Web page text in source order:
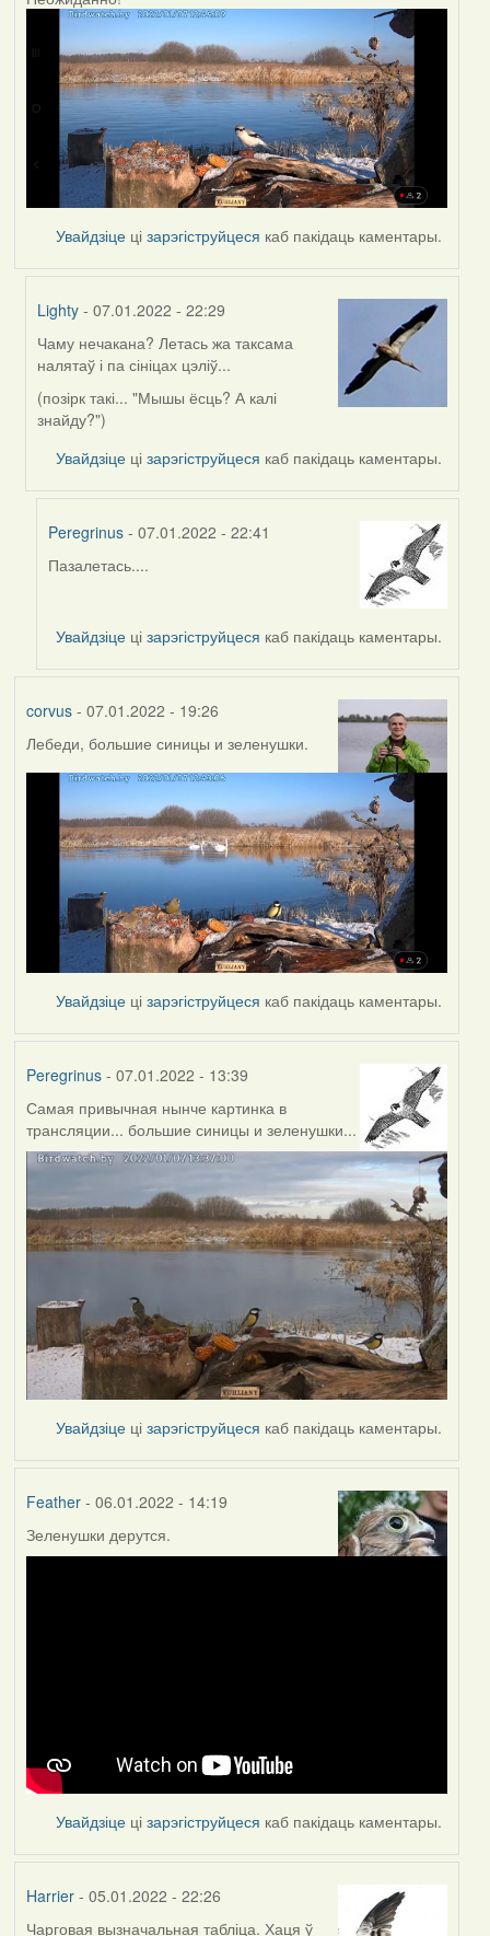
Увайдзіце цізарэгіструйцеся каб пакідаць каментары.
Lighty - 07.01.2022 - 22:29
In
reply
to
by
Чаму нечакана? Летась жа таксама
налятаў і па сініцах цэліў...
(позірк такі... "Мышы ёсць? А калі
знайду?")
Увайдзіце цізарэгіструйцеся каб пакідаць каментары.
Peregrinus - 07.01.2022 - 22:41
In
by
Lighty
Пазалетась....
Увайдзіце цізарэгіструйцеся каб пакідаць каментары.
corvus- 07.01.2022 - 19:26
Лебеди, большие синицы и зеленушки.
Увайдзіце цізарэгіструйцеся каб пакідаць каментары.
Peregrinus- 07.01.2022 - 13:39
Самая привычная нынче картинка в
трансляции... большие синицы и зеленушки...
Увайдзіце цізарэгіструйцеся каб пакідаць каментары.
Feather- 06.01.2022 - 14:19
Зеленушки дерутся.
Увайдзіце цізарэгіструйцеся каб пакідаць каментары.
Harrier- 05.01.2022 - 22:26
Чарговая вызначальная табліца. Хаця ў